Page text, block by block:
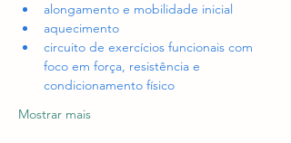
alongamento e mobilidade inicial
aquecimento
circuito de exercícios funcionais com
foco em força, resistência e
condicionamento físico
Mostrar mais